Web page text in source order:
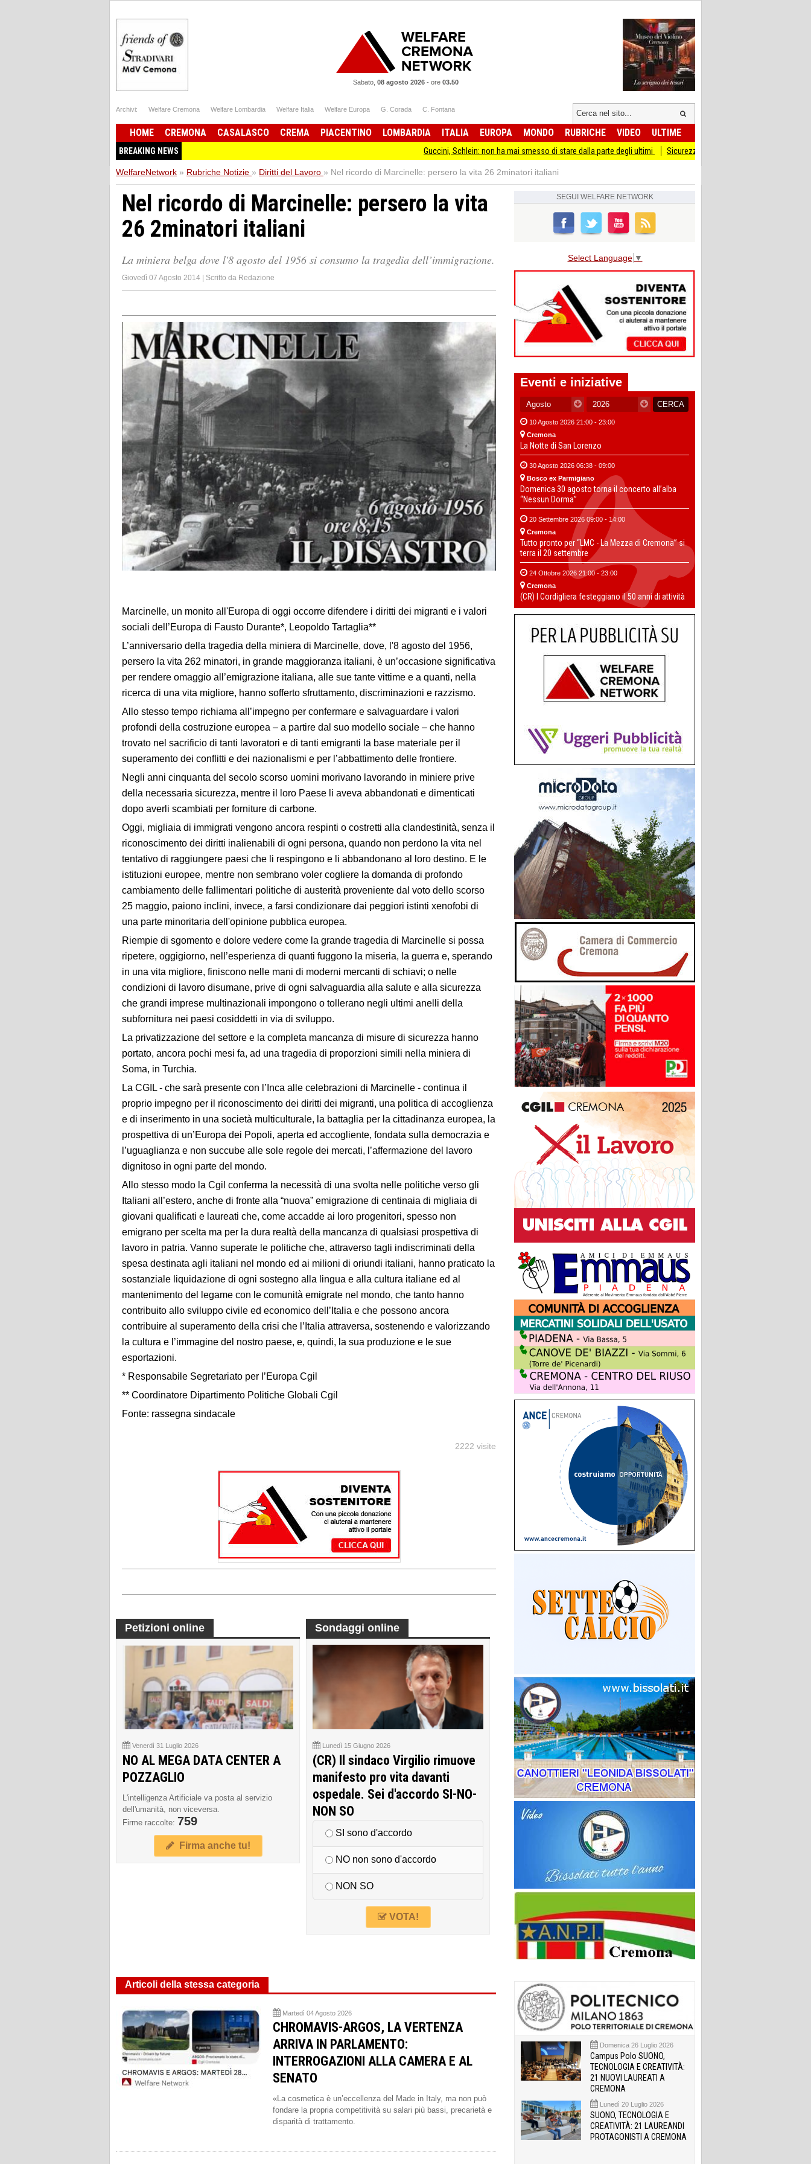
Sabato, 08 agosto 2026- ore 03.50
Archivi: Welfare Cremona Welfare Lombardia Welfare Italia Welfare Europa G. Corada C. Fontana
HOME CREMONA CASALASCO CREMA PIACENTINO LOMBARDIA ITALIA EUROPA MONDO RUBRICHE VIDEO ULTIME
BREAKING NEWS Guccini, Schlein: non ha mai smesso di stare dalla parte degli ultimi Sicurezza I Giovani Democratici ribattono ai Giovani
WelfareNetwork » Rubriche Notizie » Diritti del Lavoro » Nel ricordo di Marcinelle: persero la vita 26 2minatori italiani
Nel ricordo di Marcinelle: persero la vita
26 2minatori italiani
La miniera belga dove l'8 agosto del 1956 si consumo la tragedia dell’immigrazione.
Giovedì 07 Agosto 2014 | Scritto da Redazione
Marcinelle, un monito all'Europa di oggi occorre difendere i diritti dei migranti e i valori
sociali dell’Europa di Fausto Durante*, Leopoldo Tartaglia**
L’anniversario della tragedia della miniera di Marcinelle, dove, l'8 agosto del 1956,
persero la vita 262 minatori, in grande maggioranza italiani, è un’occasione significativa
per rendere omaggio all’emigrazione italiana, alle sue tante vittime e a quanti, nella
ricerca di una vita migliore, hanno sofferto sfruttamento, discriminazioni e razzismo.
Allo stesso tempo richiama all’impegno per confermare e salvaguardare i valori
profondi della costruzione europea – a partire dal suo modello sociale – che hanno
trovato nel sacrificio di tanti lavoratori e di tanti emigranti la base materiale per il
superamento dei conflitti e dei nazionalismi e per l’abbattimento delle frontiere.
Negli anni cinquanta del secolo scorso uomini morivano lavorando in miniere prive
della necessaria sicurezza, mentre il loro Paese li aveva abbandonati e dimenticati
dopo averli scambiati per forniture di carbone.
Oggi, migliaia di immigrati vengono ancora respinti o costretti alla clandestinità, senza il
riconoscimento dei diritti inalienabili di ogni persona, quando non perdono la vita nel
tentativo di raggiungere paesi che li respingono e li abbandonano al loro destino. E le
istituzioni europee, mentre non sembrano voler cogliere la domanda di profondo
cambiamento delle fallimentari politiche di austerità proveniente dal voto dello scorso
25 maggio, paiono inclini, invece, a farsi condizionare dai peggiori istinti xenofobi di
una parte minoritaria dell'opinione pubblica europea.
Riempie di sgomento e dolore vedere come la grande tragedia di Marcinelle si possa
ripetere, oggigiorno, nell’esperienza di quanti fuggono la miseria, la guerra e, sperando
in una vita migliore, finiscono nelle mani di moderni mercanti di schiavi; o nelle
condizioni di lavoro disumane, prive di ogni salvaguardia alla salute e alla sicurezza
che grandi imprese multinazionali impongono o tollerano negli ultimi anelli della
subfornitura nei paesi cosiddetti in via di sviluppo.
La privatizzazione del settore e la completa mancanza di misure di sicurezza hanno
portato, ancora pochi mesi fa, ad una tragedia di proporzioni simili nella miniera di
Soma, in Turchia.
La CGIL - che sarà presente con l’Inca alle celebrazioni di Marcinelle - continua il
proprio impegno per il riconoscimento dei diritti dei migranti, una politica di accoglienza
e di inserimento in una società multiculturale, la battaglia per la cittadinanza europea, la
prospettiva di un’Europa dei Popoli, aperta ed accogliente, fondata sulla democrazia e
l’uguaglianza e non succube alle sole regole dei mercati, l’affermazione del lavoro
dignitoso in ogni parte del mondo.
Allo stesso modo la Cgil conferma la necessità di una svolta nelle politiche verso gli
Italiani all’estero, anche di fronte alla “nuova” emigrazione di centinaia di migliaia di
giovani qualificati e laureati che, come accadde ai loro progenitori, spesso non
emigrano per scelta ma per la dura realtà della mancanza di qualsiasi prospettiva di
lavoro in patria. Vanno superate le politiche che, attraverso tagli indiscriminati della
spesa destinata agli italiani nel mondo ed ai milioni di oriundi italiani, hanno praticato la
sostanziale liquidazione di ogni sostegno alla lingua e alla cultura italiane ed al
mantenimento del legame con le comunità emigrate nel mondo, che tanto hanno
contribuito allo sviluppo civile ed economico dell’Italia e che possono ancora
contribuire al superamento della crisi che l’Italia attraversa, sostenendo e valorizzando
la cultura e l’immagine del nostro paese, e, quindi, la sua produzione e le sue
esportazioni.
* Responsabile Segretariato per l’Europa Cgil
** Coordinatore Dipartimento Politiche Globali Cgil
Fonte: rassegna sindacale
2222 visite
Petizioni online
Venerdì 31 Luglio 2026
NO AL MEGA DATA CENTER A
POZZAGLIO
L'intelligenza Artificiale va posta al servizio
dell'umanità, non viceversa.
Firme raccolte: 759
Firma anche tu!
Sondaggi online
Lunedì 15 Giugno 2026
(CR) Il sindaco Virgilio rimuove
manifesto pro vita davanti
ospedale. Sei d'accordo SI-NO-
NON SO
SI sono d'accordo
NO non sono d'accordo
NON SO
VOTA!
Articoli della stessa categoria
Martedì 04 Agosto 2026
CHROMAVIS-ARGOS, LA VERTENZA
ARRIVA IN PARLAMENTO:
INTERROGAZIONI ALLA CAMERA E AL
SENATO
«La cosmetica è un’eccellenza del Made in Italy, ma non può
fondare la propria competitività su salari più bassi, precarietà e
disparità di trattamento.
SEGUI WELFARE NETWORK
Select Language ▼
Eventi e iniziative
10 Agosto 2026 21:00 - 23:00
Cremona
La Notte di San Lorenzo
30 Agosto 2026 06:38 - 09:00
Bosco ex Parmigiano
Domenica 30 agosto torna il concerto all’alba
“Nessun Dorma”
20 Settembre 2026 09:00 - 14:00
Cremona
Tutto pronto per “LMC - La Mezza di Cremona” si
terra il 20 settembre
24 Ottobre 2026 21:00 - 23:00
Cremona
(CR) I Cordigliera festeggiano il 50 anni di attività
Domenica 26 Luglio 2026
Campus Polo SUONO,
TECNOLOGIA E CREATIVITÀ:
21 NUOVI LAUREATI A
CREMONA
Lunedì 20 Luglio 2026
SUONO, TECNOLOGIA E
CREATIVITÀ: 21 LAUREANDI
PROTAGONISTI A CREMONA